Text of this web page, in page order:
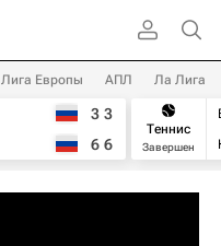
Лига Европы АПЛ Ла Лига
3 3
6 6
Теннис
Завершен